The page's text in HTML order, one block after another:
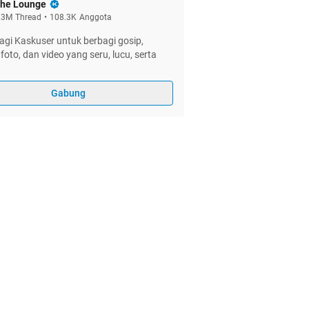
Lounge
Thread • 108.3K Anggota
Kaskuser untuk berbagi gosip,
dan video yang seru, lucu, serta
Gabung